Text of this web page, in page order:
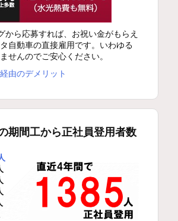
から応募すれば、お祝い金がもらえ
自動車の直接雇用です。いわゆる
せんのでご安心ください。
由のデメリット
期間工から正社員登用者数